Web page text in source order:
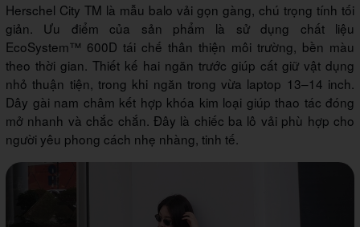
Herschel City TM là mẫu balo vải gọn gàng, chú trọng tính tối
giản. Ưu điểm của sản phẩm là sử dụng chất liệu
EcoSystem™ 600D tái chế thân thiện môi trường, bền màu
theo thời gian. Thiết kế hai ngăn trước giúp cất giữ vật dụng
nhỏ thuận tiện, trong khi ngăn trong vừa laptop 13–14 inch.
Dây gài nam châm kết hợp khóa kim loại giúp thao tác đóng
mở nhanh và chắc chắn. Đây là chiếc ba lô vải phù hợp cho
người yêu phong cách nhẹ nhàng, tinh tế.